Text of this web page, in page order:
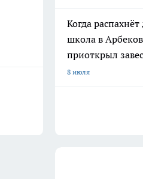
Когда
школа в
приоткрыл
8 июля